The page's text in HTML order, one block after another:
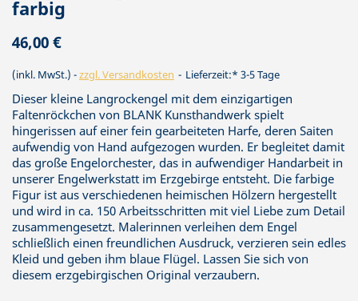
farbig
46,00 €
(inkl. MwSt.) zzgl. Versandkosten Lieferzeit:* 3-5 Tage
Dieser kleine Langrockengel mit dem einzigartigen
Faltenröckchen von BLANK Kunsthandwerk spielt
hingerissen auf einer fein gearbeiteten Harfe, deren Saiten
aufwendig von Hand aufgezogen wurden. Er begleitet damit
das große Engelorchester, das in aufwendiger Handarbeit in
unserer Engelwerkstatt im Erzgebirge entsteht. Die farbige
Figur ist aus verschiedenen heimischen Hölzern hergestellt
und wird in ca. 150 Arbeitsschritten mit viel Liebe zum Detail
zusammengesetzt. Malerinnen verleihen dem Engel
schließlich einen freundlichen Ausdruck, verzieren sein edles
Kleid und geben ihm blaue Flügel. Lassen Sie sich von
diesem erzgebirgischen Original verzaubern.